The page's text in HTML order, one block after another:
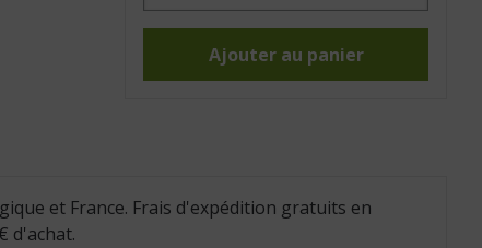
pour
douche
Ajouter au panier
et France. Frais d'expédition gratuits en
d'achat.